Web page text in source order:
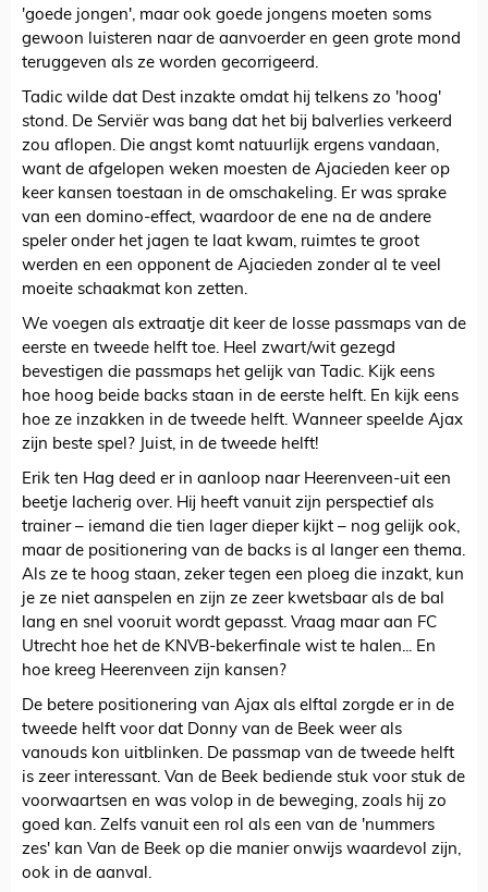
'goede jongen', maar ook goede jongens moeten soms
gewoon luisteren naar de aanvoerder en geen grote mond
teruggeven als ze worden gecorrigeerd.
Tadic wilde dat Dest inzakte omdat hij telkens zo 'hoog'
stond. De Serviër was bang dat het bij balverlies verkeerd
zou aflopen. Die angst komt natuurlijk ergens vandaan,
want de afgelopen weken moesten de Ajacieden keer op
keer kansen toestaan in de omschakeling. Er was sprake
van een domino-effect, waardoor de ene na de andere
speler onder het jagen te laat kwam, ruimtes te groot
werden en een opponent de Ajacieden zonder al te veel
moeite schaakmat kon zetten.
We voegen als extraatje dit keer de losse passmaps van de
eerste en tweede helft toe. Heel zwart/wit gezegd
bevestigen die passmaps het gelijk van Tadic. Kijk eens
hoe hoog beide backs staan in de eerste helft. En kijk eens
hoe ze inzakken in de tweede helft. Wanneer speelde Ajax
zijn beste spel? Juist, in de tweede helft!
Erik ten Hag deed er in aanloop naar Heerenveen-uit een
beetje lacherig over. Hij heeft vanuit zijn perspectief als
trainer – iemand die tien lager dieper kijkt – nog gelijk ook,
maar de positionering van de backs is al langer een thema.
Als ze te hoog staan, zeker tegen een ploeg die inzakt, kun
je ze niet aanspelen en zijn ze zeer kwetsbaar als de bal
lang en snel vooruit wordt gepasst. Vraag maar aan FC
Utrecht hoe het de KNVB-bekerfinale wist te halen... En
hoe kreeg Heerenveen zijn kansen?
De betere positionering van Ajax als elftal zorgde er in de
tweede helft voor dat Donny van de Beek weer als
vanouds kon uitblinken. De passmap van de tweede helft
is zeer interessant. Van de Beek bediende stuk voor stuk de
voorwaartsen en was volop in de beweging, zoals hij zo
goed kan. Zelfs vanuit een rol als een van de 'nummers
zes' kan Van de Beek op die manier onwijs waardevol zijn,
ook in de aanval.